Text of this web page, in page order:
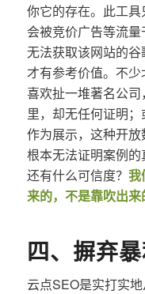
你它的存在。此工
会被竞价广告等流
无法获取该网站的
才有参考价值。不少
喜欢扯一堆著名公
里，却无任何证明
作为展示，这种开放
根本无法证明案例的
还有什么可信度？ 我
来的，不是靠吹出来
四、摒弃
云点SEO是实打实